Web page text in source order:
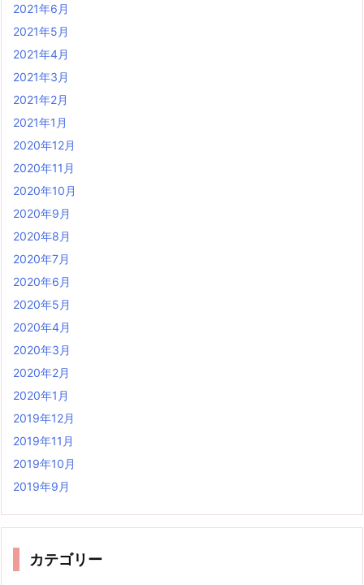
2021年6月
2021年5月
2021年4月
2021年3月
2021年2月
2021年1月
2020年12月
2020年11月
2020年10月
2020年9月
2020年8月
2020年7月
2020年6月
2020年5月
2020年4月
2020年3月
2020年2月
2020年1月
2019年12月
2019年11月
2019年10月
2019年9月
カテゴリー